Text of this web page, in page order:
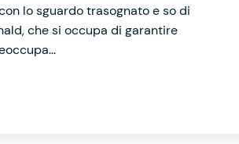
lo sguardo trasognato e so di
che si occupa di garantire